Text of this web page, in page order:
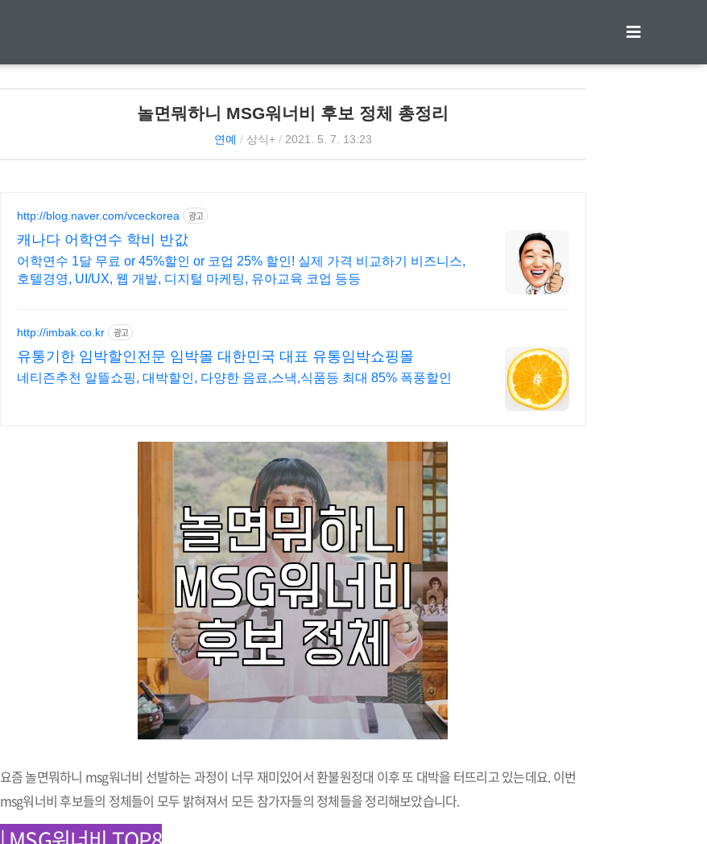
놀면뭐하니 MSG워너비 후보 정체 총정리
연예 / 상식+/ 2021. 5. 7. 13:23
http://blog.naver.com/vceckorea 광고
캐나다 어학연수 학비 반값
어학연수 1달 무료 or 45%할인 or 코업 25% 할인! 실제 가격 비교하기 비즈니스,
호텔경영, UI/UX, 웹 개발, 디지털 마케팅, 유아교육 코업 등등
http://imbak.co.kr 광고
유통기한 임박할인전문 임박몰 대한민국 대표 유통임박쇼핑몰
네티즌추천 알뜰쇼핑, 대박할인, 다양한 음료,스낵,식품등 최대 85% 폭풍할인
요즘 놀면뭐하니 msg워너비 선발하는 과정이 너무 재미있어서 환불원정대 이후 또 대박을 터뜨리고 있는데요. 이번
msg워너비 후보들의 정체들이 모두 밝혀져서 모든 참가자들의 정체들을 정리해보았습니다.